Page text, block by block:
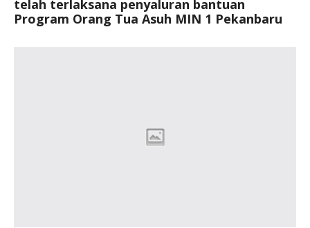
telah terlaksana penyaluran bantuan
Program Orang Tua Asuh MIN 1 Pekanbaru